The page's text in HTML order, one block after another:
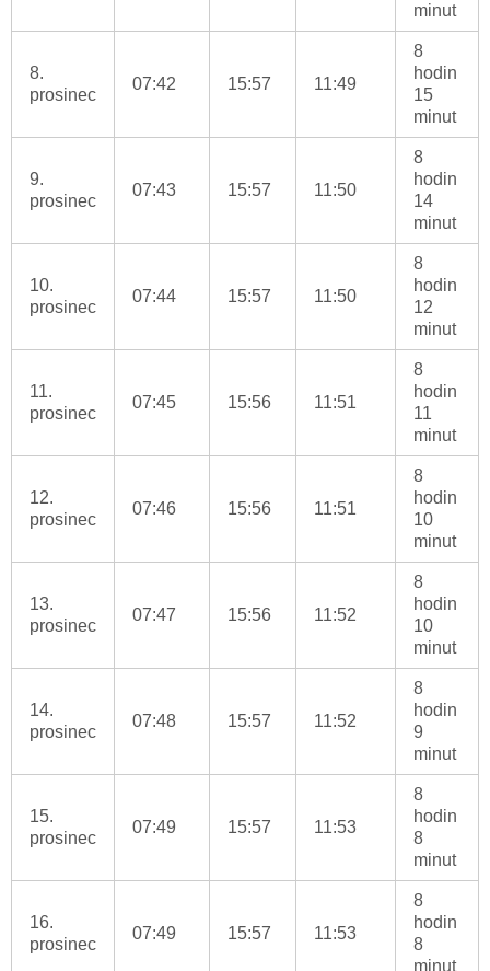
minut
8.
prosinec
07:42 15:57 11:49
8
hodin
15
minut
9.
prosinec
07:43 15:57 11:50
8
hodin
14
minut
10.
prosinec
07:44 15:57 11:50
8
hodin
12
minut
11.
prosinec
07:45 15:56 11:51
8
hodin
11
minut
12.
prosinec
07:46 15:56 11:51
8
hodin
10
minut
13.
prosinec
07:47 15:56 11:52
8
hodin
10
minut
14.
prosinec
07:48 15:57 11:52
8
hodin
9
minut
15.
prosinec
07:49 15:57 11:53
8
hodin
8
minut
16.
prosinec
07:49 15:57 11:53
8
hodin
8
minut